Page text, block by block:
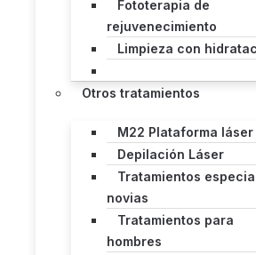
Fototerapia de
rejuvenecimiento
Limpieza con
Otros tratamientos
M22 Plataforma láser
Depilación Láser
Tratamientos
novias
Tratamientos para
hombres